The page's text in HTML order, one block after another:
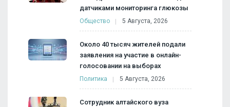
датчиками мониторинга глюкозы
Общество 5 Августа, 2026
Около 40 тысяч жителей подали
заявления на участие в онлайн-
голосовании на выборах
Политика 5 Августа, 2026
Сотрудник алтайского вуза